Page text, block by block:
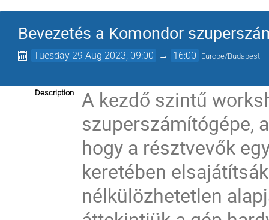
Bevezetés a Komondor
Tuesday 29 Aug 2023, 09:00 → 16:00 Europe/Budapest
Description
A kezdő szintű
szuperszámítógépe,
hogy a résztvevők
keretében
nélkülözhetetlen